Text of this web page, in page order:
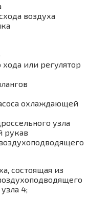
воздуха
хода или регулятор
охлаждающей
узла
рукав
состоящая из
4;